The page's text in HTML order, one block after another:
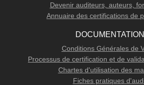
Devenir auditeurs, auteurs,
Annuaire des certifications de
DOCUMENTATION
Conditions Générales de
Processus de certification et de
Chartes d'utilisation des
Fiches pratiques